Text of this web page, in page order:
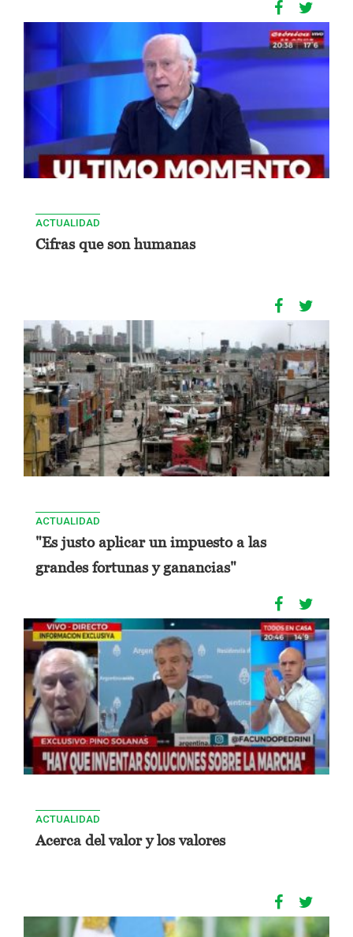
ACTUALIDAD
Cifras que son humanas
ACTUALIDAD
"Es justo aplicar un impuesto a las
grandes fortunas y ganancias"
ACTUALIDAD
Acerca del valor y los valores